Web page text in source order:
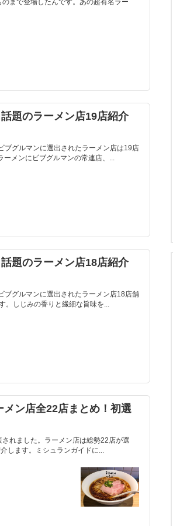
題のラーメン店19店紹介
ブグルマンに選出されたラーメン店は19店
メンにビブグルマンの常連店、...
題のラーメン店18店紹介
ブグルマンに選出されたラーメン店18店舗
。しじみの香りと繊細な旨味を...
メン店全22店まとめ！初選
れました。ラーメン店は総勢22店が選
します。ミシュランガイドに...